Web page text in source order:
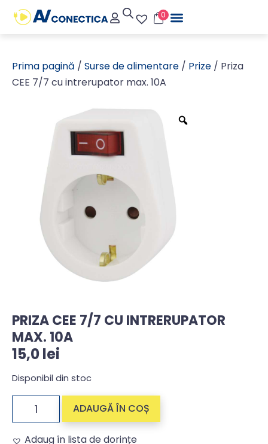
0
Prima pagină / Surse de alimentare / Prize / Priza
CEE 7/7 cu intrerupator max. 10A
PRIZA CEE 7/7 CU INTRERUPATOR
MAX. 10A
15,0lei
Disponibil din stoc
ADAUGĂ ÎN COȘ
Adaug în lista de dorințe